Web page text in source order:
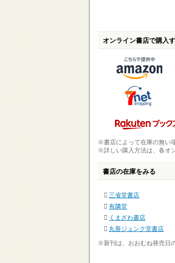
オンライン書店で購入
※書店によって在庫の無い
※詳しい購入方法は、各オ
書店の在庫をみる
三省堂書店
有隣堂
くまざわ書店
丸善ジュンク堂書店
※新刊は、おおむね発売日